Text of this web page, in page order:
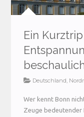
Ein
Deutschland,
Wer kennt Bonn
Zeuge bedeutender